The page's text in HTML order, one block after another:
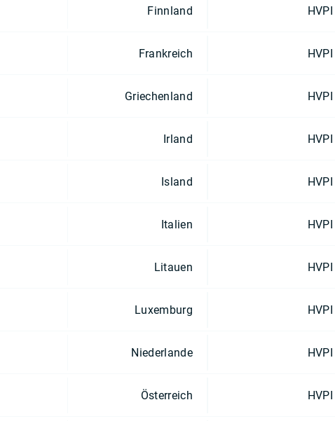
Finnland HVPI
Frankreich HVPI
Griechenland HVPI
Irland HVPI
Island HVPI
Italien HVPI
Litauen HVPI
Luxemburg HVPI
Niederlande HVPI
Österreich HVPI